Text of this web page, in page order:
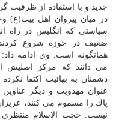
جدید و با استفاده از
در میان پیروان اهل بیت(ع)
سیاستی كه انگلیس در راه
ضعیف در حوزه شروع
همانگونه است. وی ادامه
می دانند كه مركز اصلیش
دشمنان به بهائیت اكتفا
عنوان مهدویت و دیگر عناوین
پاك را مسموم می كنند،
نیست. حجت الاسلام منتظری